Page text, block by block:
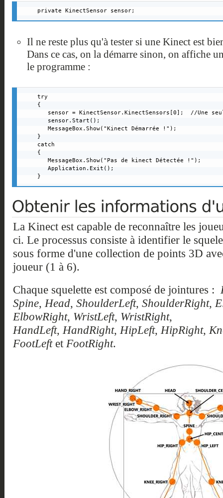
private KinectSensor sensor;
Il ne reste plus qu'à tester si une Kinect est
Dans ce cas, on la démarre sinon, on affiche
le programme :
try
{
sensor = KinectSensor.KinectSensors[0];  //Une
   sensor.Start();
   MessageBox.Show("Kinect Démarrée !");
}
catch
{
   MessageBox.Show("Pas de kinect Détectée !");
   Application.Exit();
}
La Kinect est capable de reconnaître les
ci. Le processus consiste à identifier le
sous forme d'une collection de points 3D
joueur (1 à 6).
Chaque squelette est composé de jointures :
Spine, Head, ShoulderLeft, ShoulderRight,
ElbowRight, WristLeft, WristRight,
HandLeft, HandRight, HipLeft, HipRight,
FootLeftet FootRight.